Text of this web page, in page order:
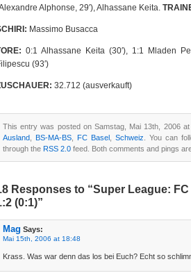
Alphonse, 29′), Alhassane Keita.
Massimo Busacca
0:1 Alhassane Keita (30′), 1:1 Mladen
(93′)
32.712 (ausverkauft)
This entry was posted on Samstag, Mai 13th, 2006
Ausland
BS-MA-BS FC Basel Schweiz . You can
through the RSS 2.0 feed. Both comments and pings
Responses to “Super League:
(0:1)”
Mag Says:
Mai 15th, 2006 at 18:48
Krass. Was war denn das los bei Euch? Echt so